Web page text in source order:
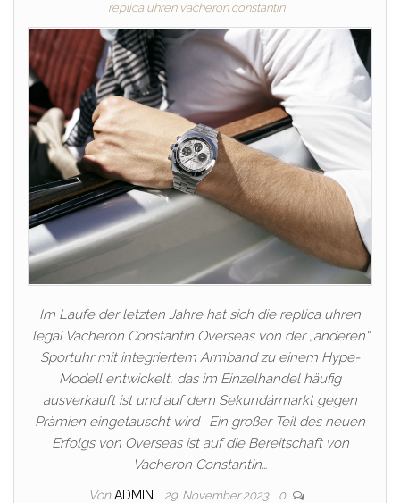
replica uhren vacheron constantin
Im Laufe der letzten Jahre hat sich die replica uhren
legal Vacheron Constantin Overseas von der „anderen“
Sportuhr mit integriertem Armband zu einem Hype-
Modell entwickelt, das im Einzelhandel häufig
ausverkauft ist und auf dem Sekundärmarkt gegen
Prämien eingetauscht wird . Ein großer Teil des neuen
Erfolgs von Overseas ist auf die Bereitschaft von
Vacheron Constantin…
Von ADMIN 29. November 2023 0